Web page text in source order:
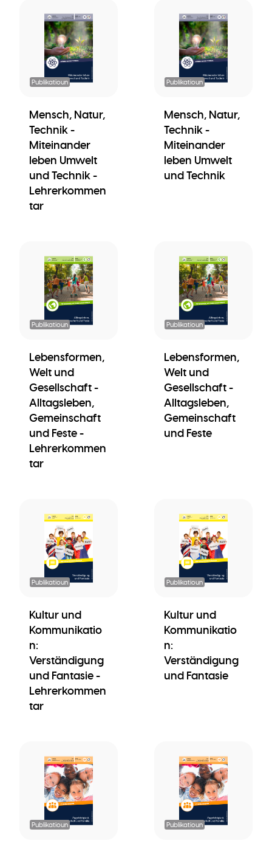
Publikatioun
Mensch, Natur,
Technik -
Miteinander
leben Umwelt
und Technik -
Lehrerkommen
tar
Publikatioun
Mensch, Natur,
Technik -
Miteinander
leben Umwelt
und Technik
Publikatioun
Lebensformen,
Welt und
Gesellschaft -
Alltagsleben,
Gemeinschaft
und Feste -
Lehrerkommen
tar
Publikatioun
Lebensformen,
Welt und
Gesellschaft -
Alltagsleben,
Gemeinschaft
und Feste
Publikatioun
Kultur und
Kommunikatio
n:
Verständigung
und Fantasie -
Lehrerkommen
tar
Publikatioun
Kultur und
Kommunikatio
n:
Verständigung
und Fantasie
Publikatioun Publikatioun